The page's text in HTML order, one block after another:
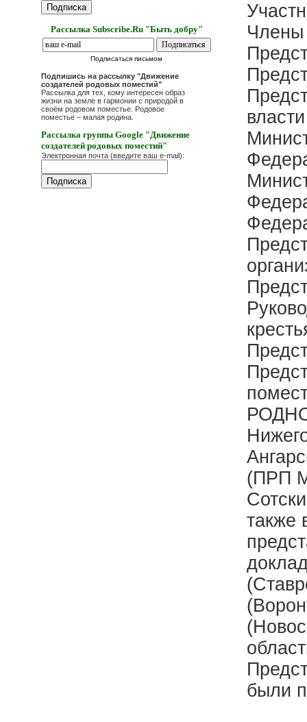
Рассылка Subscribe.Ru "Быть добру"
Подписаться письмом
Подпишись на рассылку "Движение
создателей родовых поместий"
Рассылка для тех, кому интересен образ
жизни на земле в гармонии с природой в
своём родовом поместье. Родовое
поместье – малая родина.
Рассылка группы Google "Движение
создателей родовых поместий"
Электронная почта (введите ваш e-mail):
власти
(ПРП
также
были